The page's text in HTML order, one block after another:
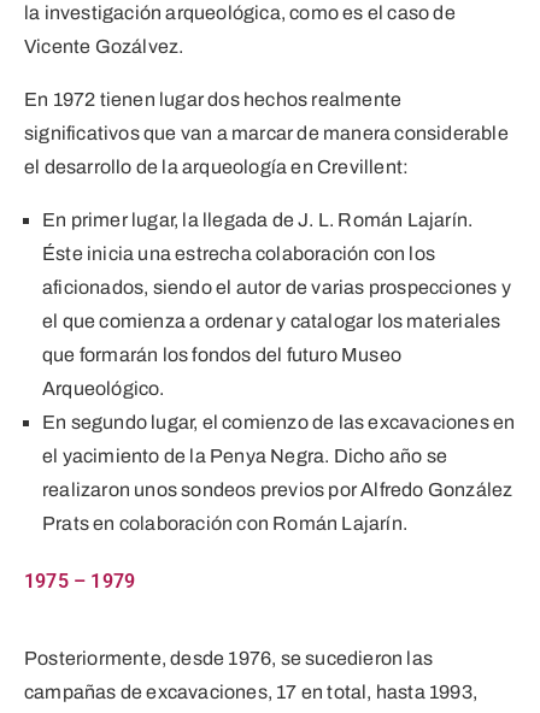
la investigación arqueológica, como es el caso de
Vicente Gozálvez.
En 1972 tienen lugar dos hechos realmente
significativos que van a marcar de manera considerable
el desarrollo de la arqueología en Crevillent:
En primer lugar, la llegada de J. L. Román Lajarín.
Éste inicia una estrecha colaboración con los
aficionados, siendo el autor de varias prospecciones y
el que comienza a ordenar y catalogar los materiales
que formarán los fondos del futuro Museo
Arqueológico.
En segundo lugar, el comienzo de las excavaciones en
el yacimiento de la Penya Negra. Dicho año se
realizaron unos sondeos previos por Alfredo González
Prats en colaboración con Román Lajarín.
1975 – 1979
Posteriormente, desde 1976, se sucedieron las
campañas de excavaciones, 17 en total, hasta 1993,